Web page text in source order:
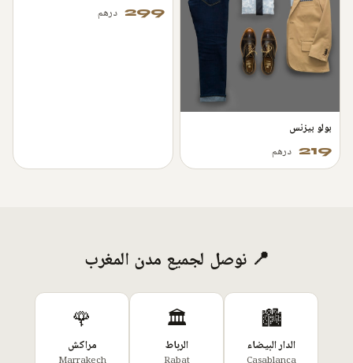
بولو بيزنس
219 درهم
299 درهم
📍 نوصل لجميع مدن المغرب
🏙️
الدار البيضاء
🏛️
الرباط
🌹
مراكش